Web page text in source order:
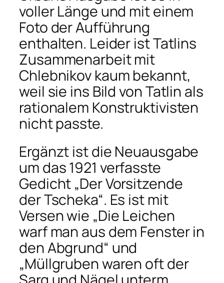
voller Länge und mit einem
Foto der Aufführung
enthalten. Leider ist Tatlins
Zusammenarbeit mit
Chlebnikov kaum bekannt,
weil sie ins Bild von Tatlin als
rationalem Konstruktivisten
nicht passte.
Ergänzt ist die Neuausgabe
um das 1921 verfasste
Gedicht „Der Vorsitzende
der Tscheka“. Es ist mit
Versen wie „Die Leichen
warf man aus dem Fenster in
den Abgrund“ und
„Müllgruben waren oft der